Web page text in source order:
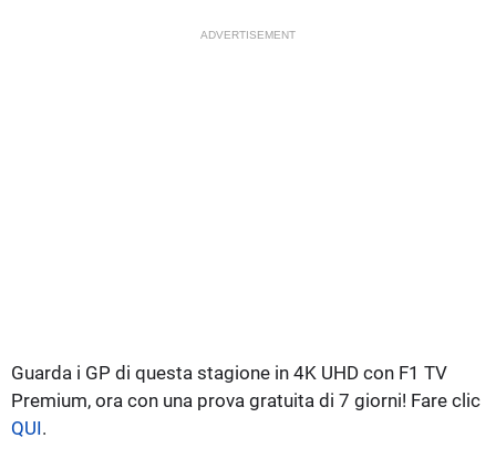
ADVERTISEMENT
Guarda i GP di questa stagione in 4K UHD con F1 TV
Premium, ora con una prova gratuita di 7 giorni! Fare clic
QUI.